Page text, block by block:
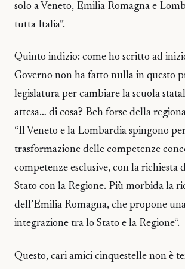
solo a Veneto, Emilia Romagna e
tutta Italia”.
Quinto indizio: come ho scritto ad
Governo non ha fatto nulla in questo
legislatura per cambiare la scuola
attesa… di cosa? Beh forse della
“Il Veneto e la Lombardia spingono
trasformazione delle competenze
competenze esclusive, con la richiesta
Stato con la Regione. Più morbida la
dell’Emilia Romagna, che propone
integrazione tra lo Stato e la Regione“.
Questo, cari amici cinquestelle non è